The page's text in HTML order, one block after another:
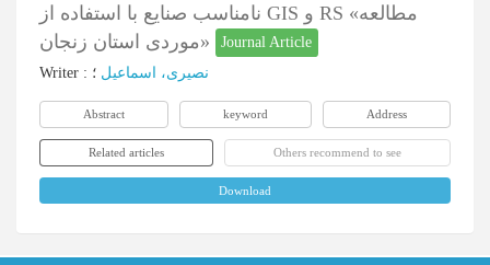
نامناسب صنایع با استفاده از GIS و RS «مطالعه
موردی استان زنجان»
Journal Article
Writer : نصیری، اسماعیل ؛
Abstract keyword Address
Related articles Others recommend to see
Download